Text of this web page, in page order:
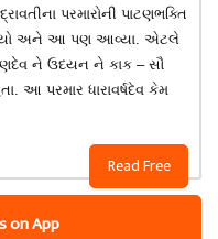
Read Free
પરમારોની પાટણભક્તિ
અને આ પણ આવ્યા. એટલે
ને ઉદયન ને કાક – સૌ
આ પરમાર ધારાવર્ષદેવ કેમ
on App